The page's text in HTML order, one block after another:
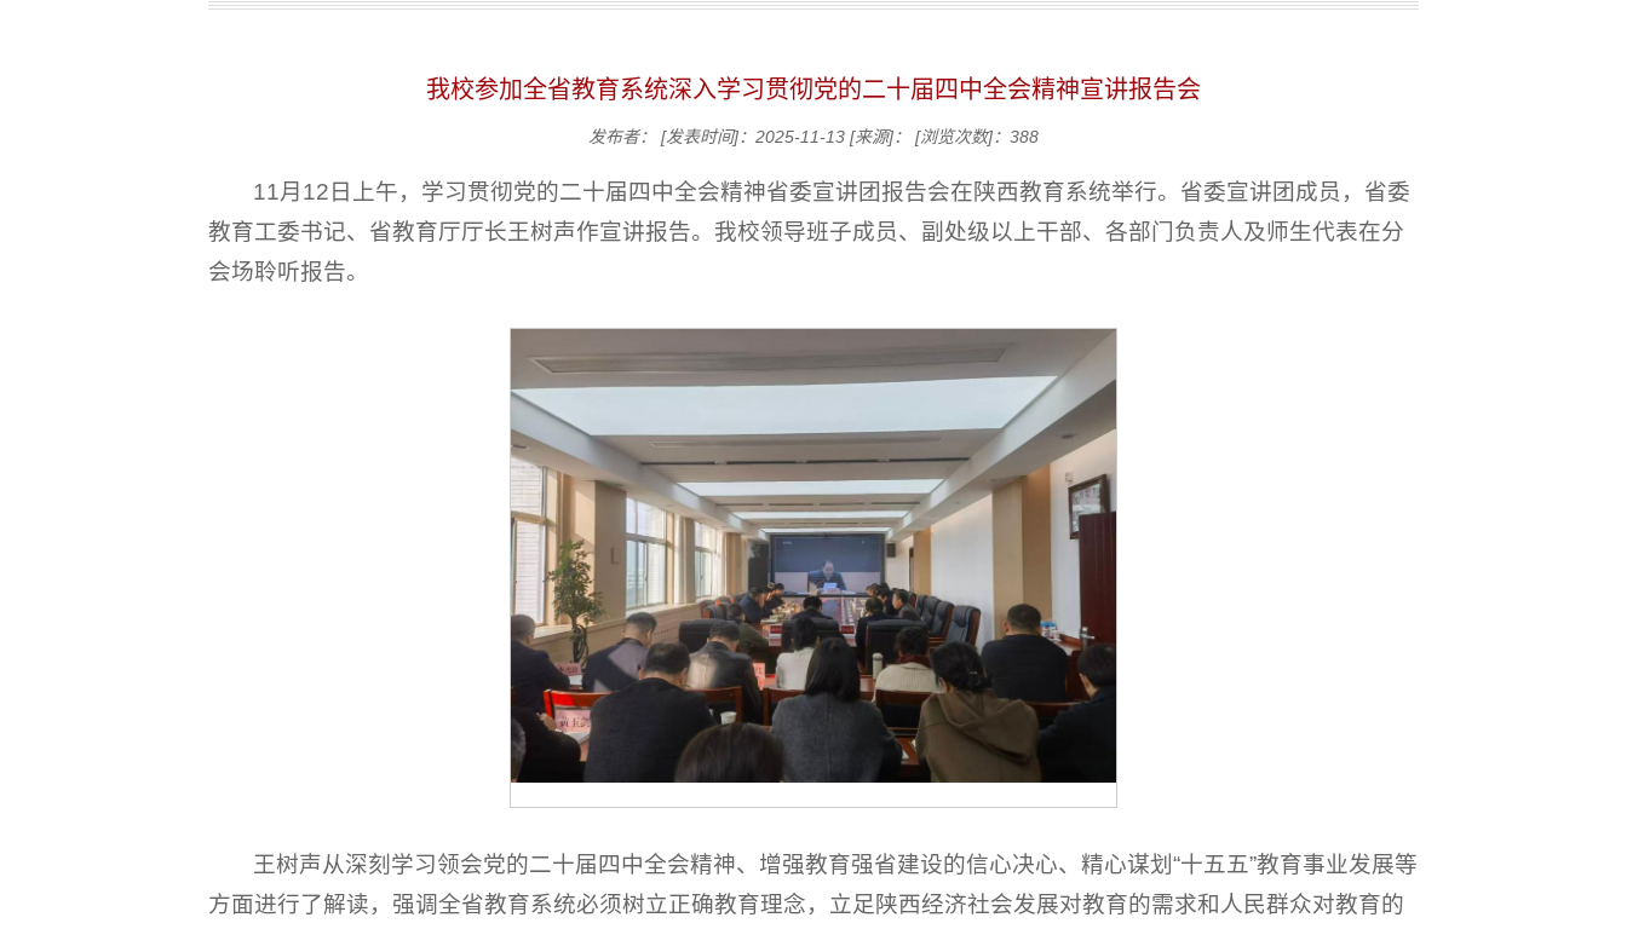
我校参加全省教育系统深入学习贯彻党的二十届四中全会精神宣讲报告会
发布者： [发表时间]：2025-11-13 [来源]： [浏览次数]： 388
11月12日上午，学习贯彻党的二十届四中全会精神省委宣讲团报告会在陕西教育系统举行。省委宣讲团成员，省委
教育工委书记、省教育厅厅长王树声作宣讲报告。我校领导班子成员、副处级以上干部、各部门负责人及师生代表在分
会场聆听报告。
王树声从深刻学习领会党的二十届四中全会精神、增强教育强省建设的信心决心、精心谋划“十五五”教育事业发展等
方面进行了解读，强调全省教育系统必须树立正确教育理念，立足陕西经济社会发展对教育的需求和人民群众对教育的